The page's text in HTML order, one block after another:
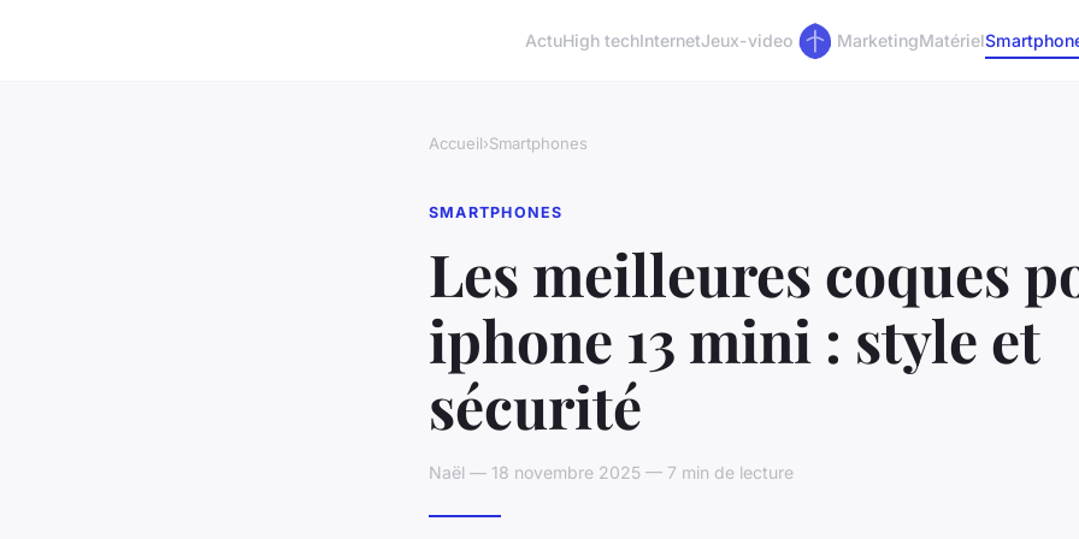
ActuHigh techInternetJeux-video MarketingMatériel
Accueil›Smartphones
SMARTPHONES
Les meilleures coques
iphone 13 mini : style et
sécurité
Naël — 18 novembre 2025 — 7 min de lecture